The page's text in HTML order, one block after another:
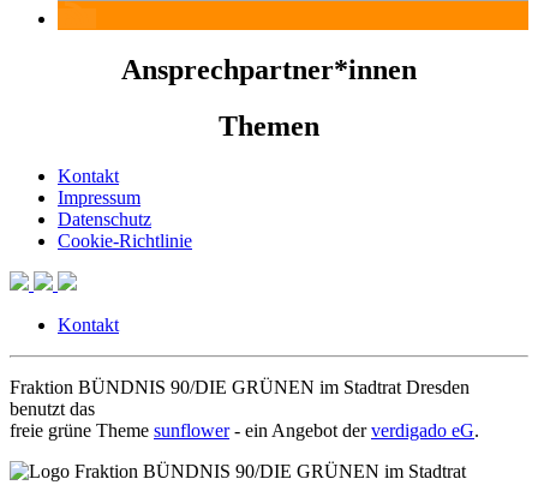
Ansprechpartner*innen
Themen
Kontakt
Impressum
Datenschutz
Cookie-Richtlinie
Kontakt
Fraktion BÜNDNIS 90/DIE GRÜNEN im Stadtrat Dresden
benutzt das
freie grüne Theme sunflower‐ ein Angebot derverdigado eG.